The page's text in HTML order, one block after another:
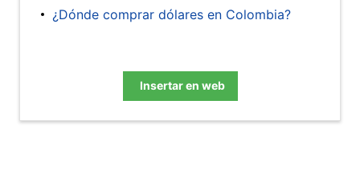
¿Dónde comprar dólares en Colombia?
Insertar en web